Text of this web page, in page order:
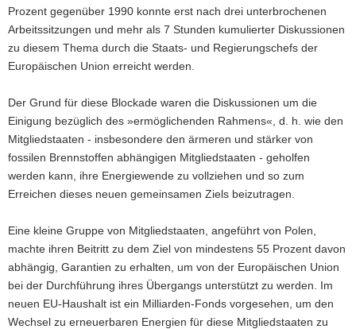
Prozent gegenüber 1990 konnte erst nach drei unterbrochenen
Arbeitssitzungen und mehr als 7 Stunden kumulierter Diskussionen
zu diesem Thema durch die Staats- und Regierungschefs der
Europäischen Union erreicht werden.
Der Grund für diese Blockade waren die Diskussionen um die
Einigung bezüglich des »ermöglichenden Rahmens«, d. h. wie den
Mitgliedstaaten - insbesondere den ärmeren und stärker von
fossilen Brennstoffen abhängigen Mitgliedstaaten - geholfen
werden kann, ihre Energiewende zu vollziehen und so zum
Erreichen dieses neuen gemeinsamen Ziels beizutragen.
Eine kleine Gruppe von Mitgliedstaaten, angeführt von Polen,
machte ihren Beitritt zu dem Ziel von mindestens 55 Prozent davon
abhängig, Garantien zu erhalten, um von der Europäischen Union
bei der Durchführung ihres Übergangs unterstützt zu werden. Im
neuen EU-Haushalt ist ein Milliarden-Fonds vorgesehen, um den
Wechsel zu erneuerbaren Energien für diese Mitgliedstaaten zu